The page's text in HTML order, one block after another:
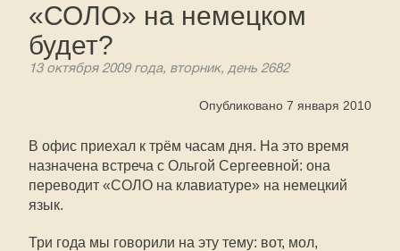
«СОЛО» на немецком
будет?
13 октября 2009 года, вторник, день 2682
Опубликовано 7 января 2010
В офис приехал к трём часам дня. На это время
назначена встреча с Ольгой Сергеевной: она
переводит «СОЛО на клавиатуре» на немецкий
язык.
Три года мы говорили на эту тему: вот, мол,